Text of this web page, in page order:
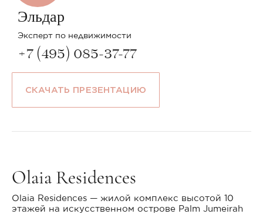
Эльдар
Эксперт по недвижимости
+7 (495) 085-37-77
СКАЧАТЬ ПРЕЗЕНТАЦИЮ
Olaia Residences
Olaia Residences — жилой комплекс высотой 10
этажей на искусственном острове Palm Jumeirah